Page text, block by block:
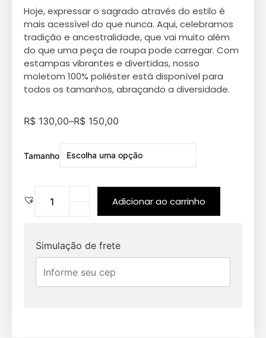
Hoje, expressar o sagrado através do estilo é
mais acessível do que nunca. Aqui, celebramos
tradição e ancestralidade, que vai muito além
do que uma peça de roupa pode carregar. Com
estampas vibrantes e divertidas, nosso
moletom 100% poliéster está disponível para
todos os tamanhos, abraçando a diversidade.
R$ 130,00–R$ 150,00
Tamanho
Adicionar ao carrinho
Simulação de frete